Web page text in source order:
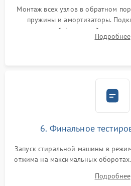
Монтаж всех узлов в обратном
пружины и амортизаторы.
надежной фиксацией
герметиком для предотвращения
Подробнее
6. Финальное
Запуск стиральной машины в
отжима на максимальных
корректности слива,
посторонних стуков иПодробнее